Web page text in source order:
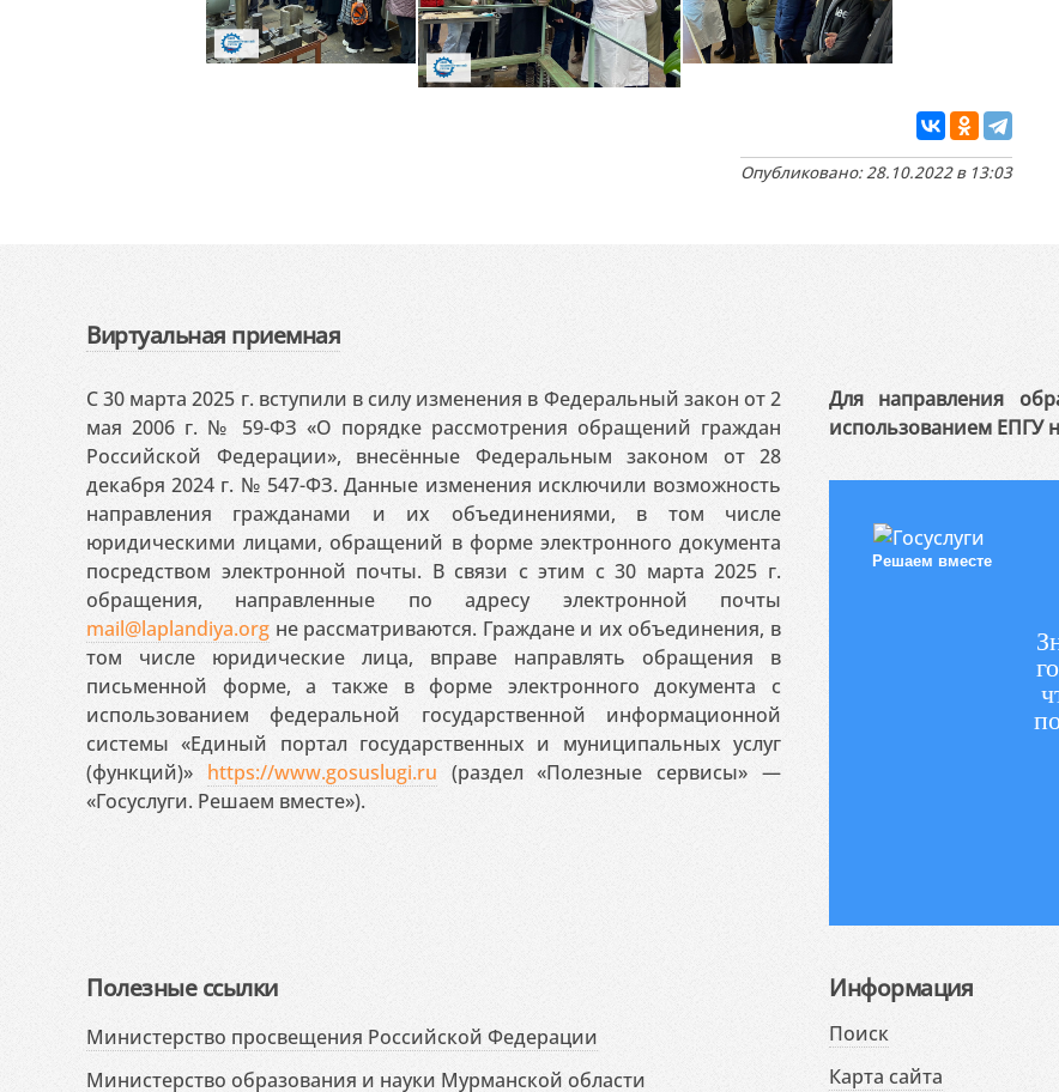
Опубликовано: 28.10.2022 в 13:03
Виртуальная приемная
С 30 марта 2025 г. вступили в силу изменения в Федеральный закон от 2
мая 2006 г. № 59-ФЗ «О порядке рассмотрения обращений граждан
Российской Федерации», внесённые Федеральным законом от 28
декабря 2024 г. № 547-ФЗ. Данные изменения исключили возможность
направления гражданами и их объединениями, в том числе
юридическими лицами, обращений в форме электронного документа
посредством электронной почты. В связи с этим с 30 марта 2025 г.
обращения, направленные по адресу электронной почты
mail@laplandiya.org не рассматриваются. Граждане и их объединения, в
том числе юридические лица, вправе направлять обращения в
письменной форме, а также в форме электронного документа с
использованием федеральной государственной информационной
системы «Единый портал государственных и муниципальных услуг
(функций)» https://www.gosuslugi.ru (раздел «Полезные сервисы» —
«Госуслуги. Решаем вместе»).
Для направления
использованием ЕПГУ
Решаем вместе
Полезные ссылки
Министерство просвещения Российской Федерации
Министерство образования и науки Мурманской области
Информация
Поиск
Карта сайта